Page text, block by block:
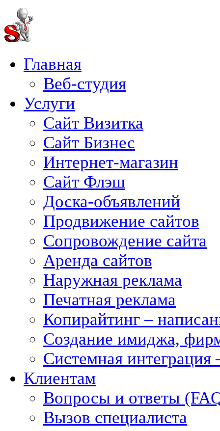
Главная
Веб-студия
Услуги
Сайт Визитка
Сайт Бизнес
Интернет-магазин
Сайт Флэш
Доска-объявлений
Продвижение сайтов
Сопровождение сайта
Аренда сайтов
Наружная реклама
Печатная реклама
Копирайтинг –
Создание имиджа,
Системная интеграция
Клиентам
Вопросы и ответы
Вызов специалиста